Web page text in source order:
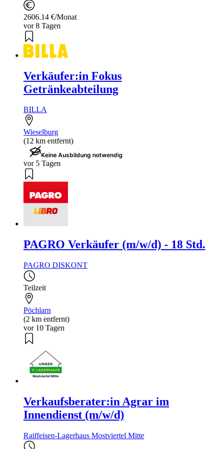
2606.14 €/Monat
vor 8 Tagen
Verkäufer:in Fokus
Getränkeabteilung
BILLA
Wieselburg
(12 km entfernt)
Keine Ausbildung notwendig
vor 5 Tagen
PAGRO Verkäufer (m/w/d) - 18 Std.
PAGRO DISKONT
Teilzeit
Pöchlarn
(2 km entfernt)
vor 10 Tagen
Verkaufsberater:in Agrar im
Innendienst (m/w/d)
Raiffeisen-Lagerhaus Mostviertel Mitte